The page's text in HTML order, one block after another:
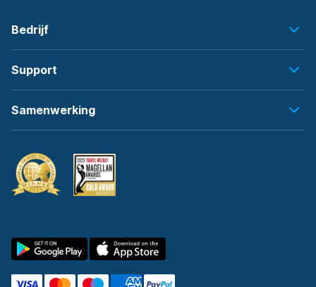
Bedrijf
Support
Samenwerking